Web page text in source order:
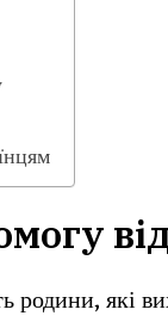
родини, які